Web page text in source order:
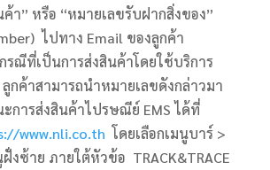
า” หรือ “หมายเลขรับฝากสิ่งของ”
ไปทาง Email ของลูกค้า
รณีที่เป็นการส่งสินค้าโดยใช้บริการ
กค้าสามารถนำหมายเลขดังกล่าวมา
การส่งสินค้าไปรษณีย์ EMS ได้ที่
www.nli.co.th โดยเลือกเมนูบาร์ >
งซ้าย ภายใต้หัวข้อ TRACK&TRACE